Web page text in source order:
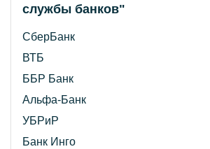
службы банков"
СберБанк
ВТБ
ББР Банк
Альфа-Банк
УБРиР
Банк Инго